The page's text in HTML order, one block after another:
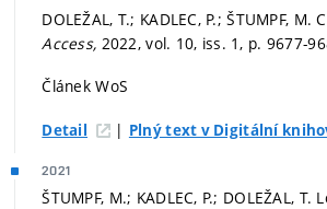
DOLEŽAL, T.; KADLEC, P.; ŠTUMPF,
Access, 2022, vol. 10, iss. 1, p. 9677-
Článek WoS
Detail | Plný text v Digitální
2021
ŠTUMPF, M.; KADLEC, P.; DOLEŽAL,